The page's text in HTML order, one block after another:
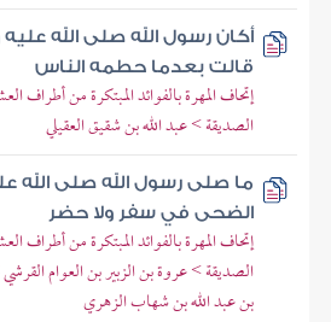
أكان رسول الله صلى الله
قالت بعدما حطمه الناس
إتحاف المهرة بالفوائد المبتكرة من أطراف
الصديقة > عبد الله بن شقيق العقيلي
ما صلى رسول الله صلى الله
الضحى في سفر ولا حضر
إتحاف المهرة بالفوائد المبتكرة من أطراف
الصديقة > عروة بن الزبير بن العوام
بن عبد الله بن شهاب الزهري